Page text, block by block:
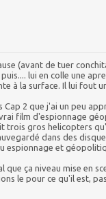
(avant de tuer
lui en colle une
à la surface. Il lui fout
Cap 2 que j'ai un peu
film d'espionnage
trois gros helicopters
dans des
espionnage et
que ça niveau mise en
le pour ce qu'il est,